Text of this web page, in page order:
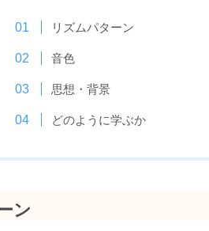
リズムパターン
音色
思想・背景
どのように学ぶか
ン